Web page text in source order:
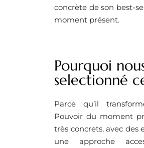
concrète de son best-
moment présent.
Pourquoi
selectionné
Parce qu’il
Pouvoir du moment
très concrets, avec des
une approche